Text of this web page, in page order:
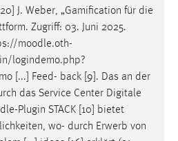
J. Weber, „Gamification für die
Zugriff: 03. Juni 2025.
moodle.oth-
logindemo.php?
[...] Feed- back [9]. Das an der
das Service Center Digitale
-Plugin STACK [10] bietet
wo- durch Erwerb von